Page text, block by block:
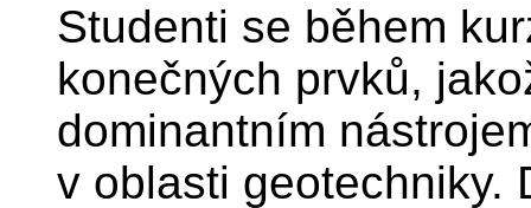
Studenti se během
konečných prvků,
dominantním
v oblasti geotechniky.